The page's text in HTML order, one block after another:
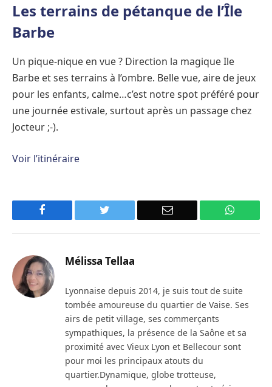
Les terrains de pétanque de l’Île
Barbe
Un pique-nique en vue ? Direction la magique Ile
Barbe et ses terrains à l’ombre. Belle vue, aire de jeux
pour les enfants, calme…c’est notre spot préféré pour
une journée estivale, surtout après un passage chez
Jocteur ;-).
Voir l’itinéraire
Email
Mélissa Tellaa
Lyonnaise depuis 2014, je suis tout de suite
tombée amoureuse du quartier de Vaise. Ses
airs de petit village, ses commerçants
sympathiques, la présence de la Saône et sa
proximité avec Vieux Lyon et Bellecour sont
pour moi les principaux atouts du
quartier.Dynamique, globe trotteuse,